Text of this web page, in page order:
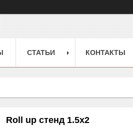
СТАТЬИ КОНТАКТЫ
Roll up стенд 1.5x2